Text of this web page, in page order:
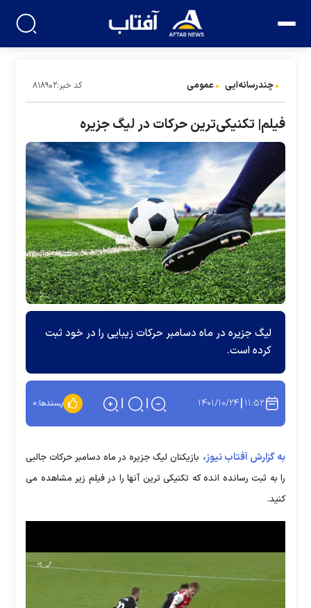
چندرسانه‌ایی عمومی کد خبر:۸۱۸۹۰۲
فیلم| تکنیکی‌ترین حرکات در لیگ جزیره
لیگ جزیره در ماه دسامبر حرکات زیبایی را در خود ثبت
کرده است.
۱۱:۵۲ ۱۴۰۱/۱۰/۲۴ پسندها:۰
به گزارش آفتاب نیوز، بازیکنان لیگ جزیره در ماه دسامبر حرکات جالبی
را به ثبت رسانده انده که تکنیکی ترین آنها را در فیلم زیر مشاهده می
کنید.